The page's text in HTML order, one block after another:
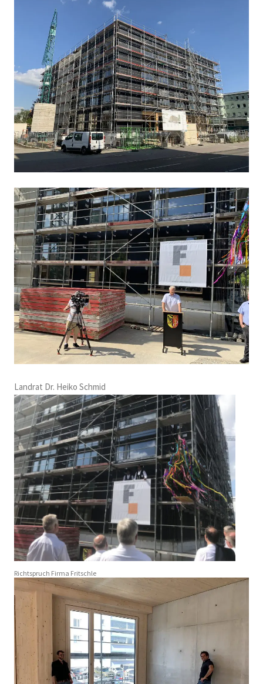
Landrat Dr. Heiko Schmid
Richtspruch Firma Fritschle